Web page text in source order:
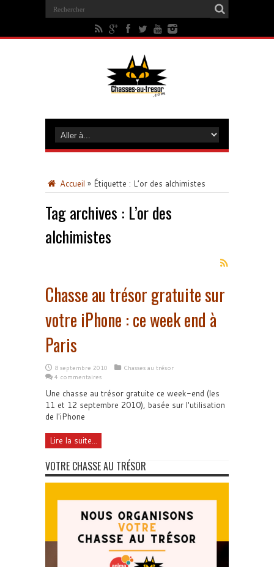
Accueil » Étiquette : L’or des alchimistes
Tag archives : L’or des
alchimistes
Chasse au trésor gratuite sur
votre iPhone : ce week end à
Paris
8 septembre 2010
Chasses au trésor
4 commentaires
Une chasse au trésor gratuite ce week-end (les
11 et 12 septembre 2010), basée sur l'utilisation
de l'iPhone
Lire la suite...
VOTRE CHASSE AU TRÉSOR